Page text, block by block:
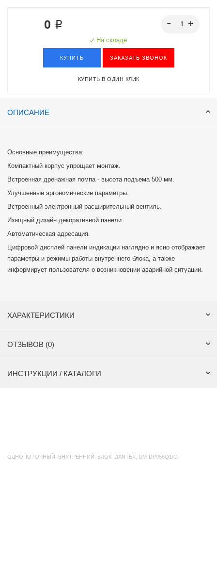
0 ₽
На складе
КУПИТЬ ЗАКАЗАТЬ ЗВОНОК
КУПИТЬ В ОДИН КЛИК
ОПИСАНИЕ
Основные преимущества:
Компактный корпус упрощает монтаж.
Встроенная дренажная помпа - высота подъема 500 мм.
Улучшенные эргономические параметры.
Встроенный электронный расширительный вентиль.
Изящный дизайн декоративной панели.
Автоматическая адресация.
Цифровой дисплей панели индикации наглядно и ясно отображает
параметры и режимы работы внутреннего блока, а также
информирует пользователя о возникновении аварийной ситуации.
ХАРАКТЕРИСТИКИ
ОТЗЫВОВ (0)
ИНСТРУКЦИИ / КАТАЛОГИ
ОДНОПОТОЧНЫЙ ВНУТРЕННИЙ БЛОК DANTEX DM-DP056Q1/CF